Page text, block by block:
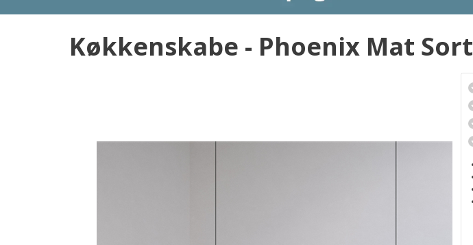
Køkkenskabe - Phoenix Mat Sort